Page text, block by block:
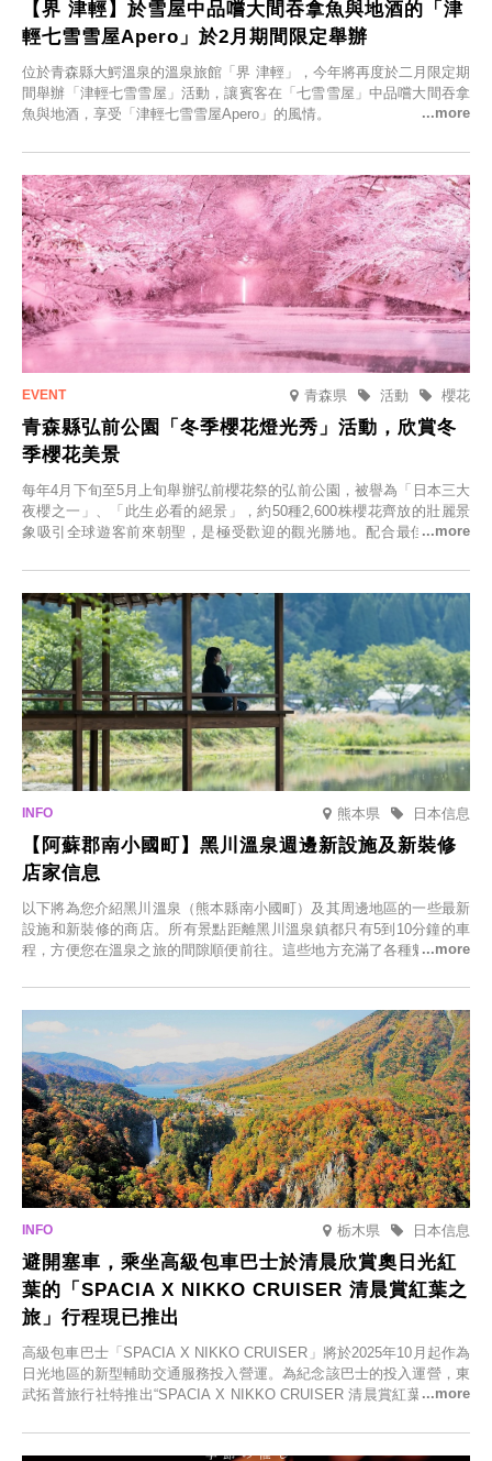
【界 津輕】於雪屋中品嚐大間吞拿魚與地酒的「津
輕七雪雪屋Apero」於2月期間限定舉辦
位於青森縣大鰐溫泉的溫泉旅館「界 津輕」，今年將再度於二月限定期
間舉辦「津輕七雪雪屋」活動，讓賓客在「七雪雪屋」中品嚐大間吞拿
魚與地酒，享受「津輕七雪雪屋Apero」的風情。
青森県 櫻花
活動
青森縣弘前公園「冬季櫻花燈光秀」活動，欣賞冬
季櫻花美景
每年4月下旬至5月上旬舉辦弘前櫻花祭的弘前公園，被譽為「日本三大
夜櫻之一」、「此生必看的絕景」，約50種2,600株櫻花齊放的壯麗景
象吸引全球遊客前來朝聖，是極受歡迎的觀光勝地。配合最佳觀雪時
「冬季櫻花燈光秀」。
熊本県 日本信息
【阿蘇郡南小國町】黑川溫泉週邊新設施及新裝修
店家信息
以下將為您介紹黑川溫泉（熊本縣南小國町）及其周邊地區的一些最新
設施和新裝修的商店。所有景點距離黑川溫泉鎮都只有5到10分鐘的車
程，方便您在溫泉之旅的間隙順便前往。這些地方充滿了各種魅力，包
食材的餐廳。讓您體驗黑川溫泉的全新樂趣。
栃木県 日本信息
避開塞車，乘坐高級包車巴士於清晨欣賞奧日光紅
葉的「SPACIA X NIKKO CRUISER 清晨賞紅葉之
旅」行程現已推出
高級包車巴士「SPACIA X NIKKO CRUISER」將於2025年10月起作為
日光地區的新型輔助交通服務投入營運。為紀念該巴士的投入運營，東
武拓普旅行社特推出“SPACIA X NIKKO CRUISER 清晨賞紅葉之旅”，